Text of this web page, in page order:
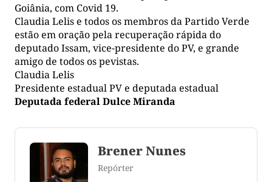
Goiânia, com Covid 19.
Claudia Lelis e todos os membros da Partido Verde
estão em oração pela recuperação rápida do
deputado Issam, vice-presidente do PV, e grande
amigo de todos os pevistas.
Claudia Lelis
Presidente estadual PV e deputada estadual
Deputada federal Dulce Miranda
Brener Nunes
Repórter